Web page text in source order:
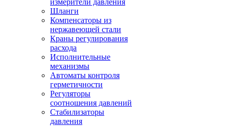
измерители давления
Шланги
Компенсаторы из
нержавеющей стали
Краны регулирования
расхода
Исполнительные
механизмы
Автоматы контроля
герметичности
Регуляторы
соотношения давлений
Стабилизаторы
давления